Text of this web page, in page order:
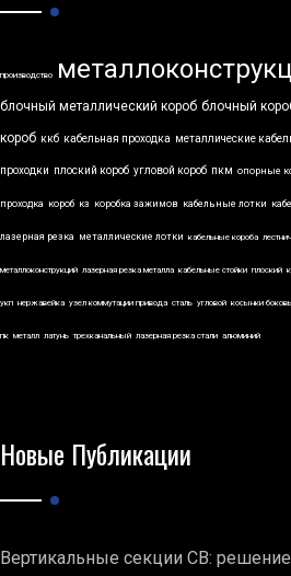
производство
блочный металлический короб блочный
короб ккб кабельная проходка металлические
проходки плоский короб угловой короб пкм опорные
проходка короб кз коробка зажимов кабельные лотки
лазерная резка металлические лотки кабельные короба
металлоконструкций лазерная резка металла кабельные стойки плоский
укп нержавейка узел коммутации привода сталь угловой косынки
пк металл латунь трехканальный лазерная резка стали алюминий
Новые Публикации
Вертикальные секции СВ: